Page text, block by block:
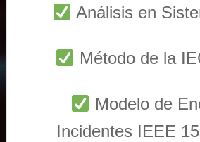
Análisis en
Método de la
Modelo de
Incidentes IEEE